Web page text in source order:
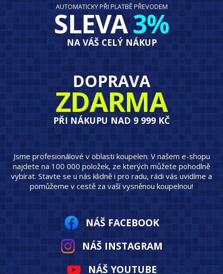
AUTOMATICKY PŘI PLATBĚ PŘEVODEM
SLEVA3%
NA VÁŠ CELÝ NÁKUP
DOPRAVA
ZDARMA
PŘI NÁKUPU NAD 9 999 KČ
Jsme profesionálové v oblasti koupelen. V našem e-shopu
najdete na 100 000 položek, ze kterých můžete pohodlně
vybírat. Stavte se u nás klidně i pro radu, rádi vás uvidíme a
pomůžeme v cestě za vaší vysněnou koupelnou!
NÁŠ FACEBOOK
NÁŠ INSTAGRAM
NÁŠ YOUTUBE